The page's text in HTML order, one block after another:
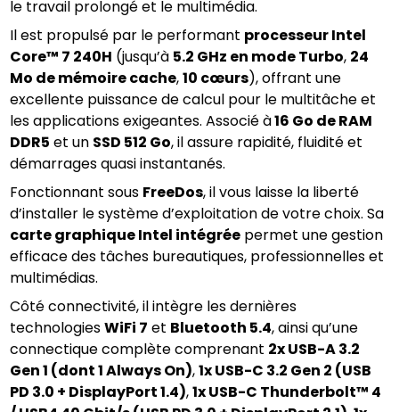
le travail prolongé et le multimédia.
Il est propulsé par le performant processeur Intel
Core™ 7 240H (jusqu’à 5.2 GHz en mode Turbo, 24
Mo de mémoire cache, 10 cœurs), offrant une
excellente puissance de calcul pour le multitâche et
les applications exigeantes. Associé à 16 Go de RAM
DDR5 et un SSD 512 Go, il assure rapidité, fluidité et
démarrages quasi instantanés.
Fonctionnant sous FreeDos, il vous laisse la liberté
carte graphique Intel intégrée permet une gestion
efficace des tâches bureautiques, professionnelles et
multimédias.
Côté connectivité, il intègre les dernières
technologies WiFi 7 et Bluetooth 5.4, ainsi qu’une
connectique complète comprenant 2x USB-A 3.2
Gen 1 (dont 1 Always On), 1x USB-C 3.2 Gen 2 (USB
PD 3.0 + DisplayPort 1.4), 1x USB-C Thunderbolt™ 4